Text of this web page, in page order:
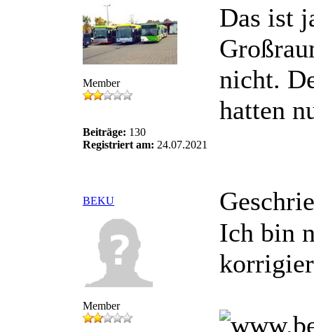
Member
Beiträge: 130
Registriert am: 24.07.2021
Das ist
nicht.
hatten
BEKU
Member
Ich bin